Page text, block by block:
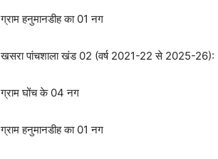
ग्राम हनुमानडीह का 01 नग
खसरा पांचशाला खंड 02 (वर्ष 2021-22 से 2025-26):
ग्राम घोंच के 04 नग
ग्राम हनुमानडीह का 01 नग